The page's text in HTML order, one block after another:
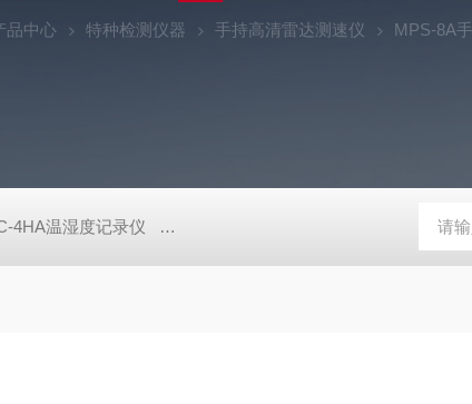
品中心 特种检测仪器 手持高清雷达测速仪 MPS-8A
4HA温湿度记录仪 多样品平行蒸发仪多样品平行蒸发仪